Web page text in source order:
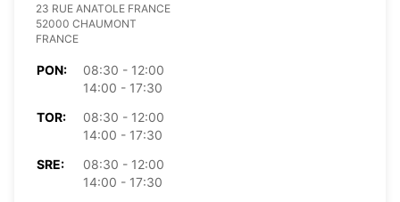
23 RUE ANATOLE FRANCE
52000 CHAUMONT
FRANCE
PON:
08:30 - 12:00
14:00 - 17:30
TOR:
08:30 - 12:00
14:00 - 17:30
SRE:
08:30 - 12:00
14:00 - 17:30